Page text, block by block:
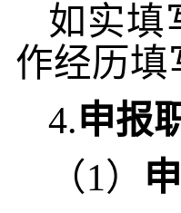
如实填
作经历填
4.申报
（1）